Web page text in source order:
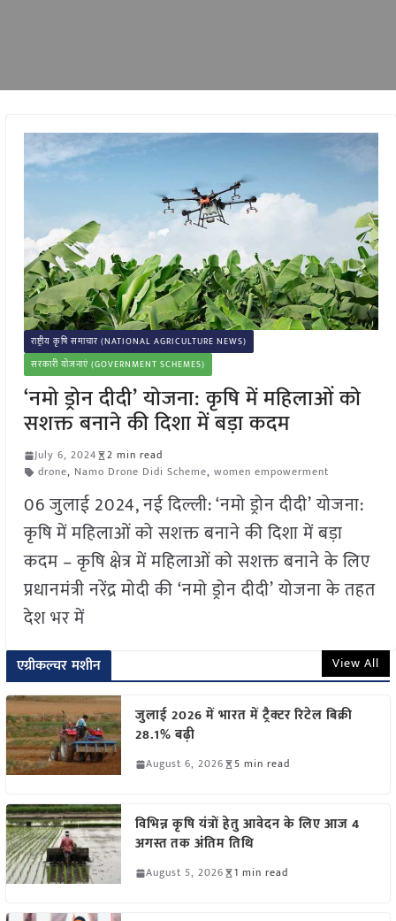
राष्ट्रीय कृषि समाचार (NATIONAL AGRICULTURE NEWS)
सरकारी योजनाएं (GOVERNMENT SCHEMES)
‘नमो ड्रोन दीदी’ योजना: कृषि में महिलाओं को
सशक्त बनाने की दिशा में बड़ा कदम
July 6, 2024
2 min read
drone, Namo Drone Didi Scheme, women empowerment
06 जुलाई 2024, नई दिल्ली: ‘नमो ड्रोन दीदी’ योजना:
कृषि में महिलाओं को सशक्त बनाने की दिशा में बड़ा
कदम – कृषि क्षेत्र में महिलाओं को सशक्त बनाने के लिए
प्रधानमंत्री नरेंद्र मोदी की ‘नमो ड्रोन दीदी’ योजना के तहत
देश भर में
एग्रीकल्चर मशीन View All
जुलाई 2026 में भारत में ट्रैक्टर रिटेल बिक्री
28.1% बढ़ी
August 6, 2026 5 min read
विभिन्न कृषि यंत्रों हेतु आवेदन के लिए आज 4
अगस्त तक अंतिम तिथि
August 5, 2026 1 min read